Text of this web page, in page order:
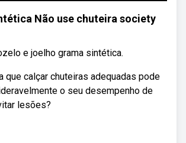
Não use chuteira society
e joelho grama sintética.
que calçar chuteiras adequadas pode
o seu desempenho de
lesões?